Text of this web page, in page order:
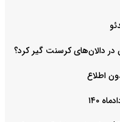
در دالان‌های کرسنت گیر کرد؟
اطلاع